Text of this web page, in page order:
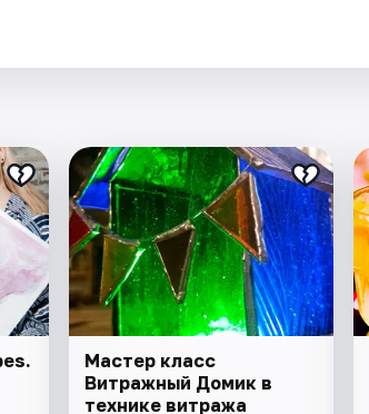
Мастер класс
Витражный Домик в
технике витража